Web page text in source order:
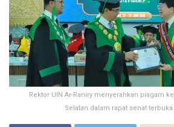
Rektor UIN Ar-Raniry menyerahkan piagam
Selatan dalam rapat senat